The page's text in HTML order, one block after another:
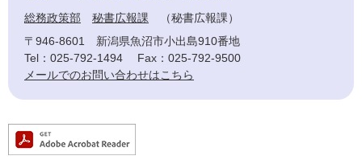
総務政策部 秘書広報課
秘書広報課
〒946-8601
新潟県魚沼市小出島910番地
Tel：025-792-1494
Fax：025-792-9500
メールでのお問い合わせはこちら